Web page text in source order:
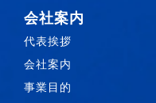
会社案内
代表挨拶
会社案内
事業目的